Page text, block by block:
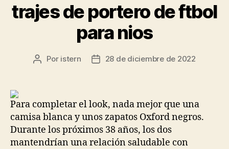
trajes de portero de ftbol
para nios
Autor
Por istern
Fecha28 de diciembre de 2022
Para completar el look, nada mejor que una
camisa blanca y unos zapatos Oxford negros.
Durante los próximos 38 años, los dos
mantendrían una relación saludable con